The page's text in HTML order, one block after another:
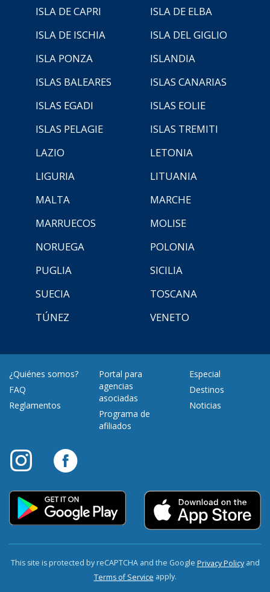
ISLA DE CAPRI
ISLA DE ELBA
ISLA DE ISCHIA
ISLA DEL GIGLIO
ISLA PONZA
ISLANDIA
ISLAS BALEARES
ISLAS CANARIAS
ISLAS EGADI
ISLAS EOLIE
ISLAS PELAGIE
ISLAS TREMITI
LAZIO
LETONIA
LIGURIA
LITUANIA
MALTA
MARCHE
MARRUECOS
MOLISE
NORUEGA
POLONIA
PUGLIA
SICILIA
SUECIA
TOSCANA
TÚNEZ
VENETO
¿Quiénes somos?
FAQ
Reglamentos
Portal para
agencias
asociadas
Programa de
afiliados
Especial
Destinos
Noticias
This site is protected by reCAPTCHA and the Google Privacy Policyand
Terms of Service apply.